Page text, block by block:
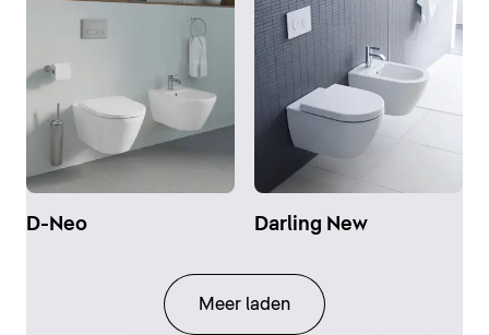
D-Neo Darling New
Meer laden